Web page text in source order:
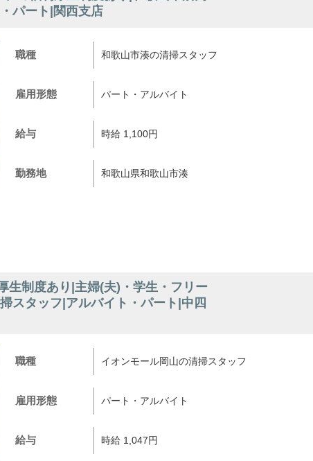
パート|関西支店
職種 和歌山市湊の清掃スタッフ
雇用形態 パート・アルバイト
給与 時給 1,100円
勤務地 和歌山県和歌山市湊
生制度あり|主婦(夫)・学生・フリー
スタッフ|アルバイト・パート|中四
職種 イオンモール岡山の清掃スタッフ
雇用形態 パート・アルバイト
給与 時給 1,047円